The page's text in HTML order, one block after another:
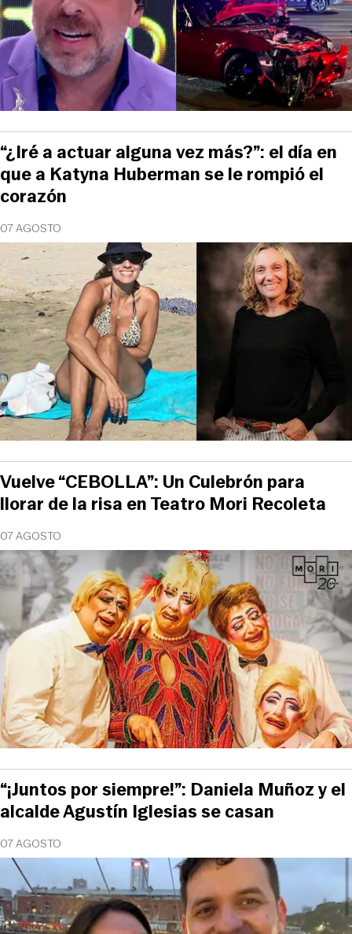
07 AGOSTO
“¿Iré a actuar alguna vez más?”: el día en
que a Katyna Huberman se le rompió el
corazón
07 AGOSTO
Vuelve “CEBOLLA”: Un Culebrón para
llorar de la risa en Teatro Mori Recoleta
07 AGOSTO
“¡Juntos por siempre!”: Daniela Muñoz y el
alcalde Agustín Iglesias se casan